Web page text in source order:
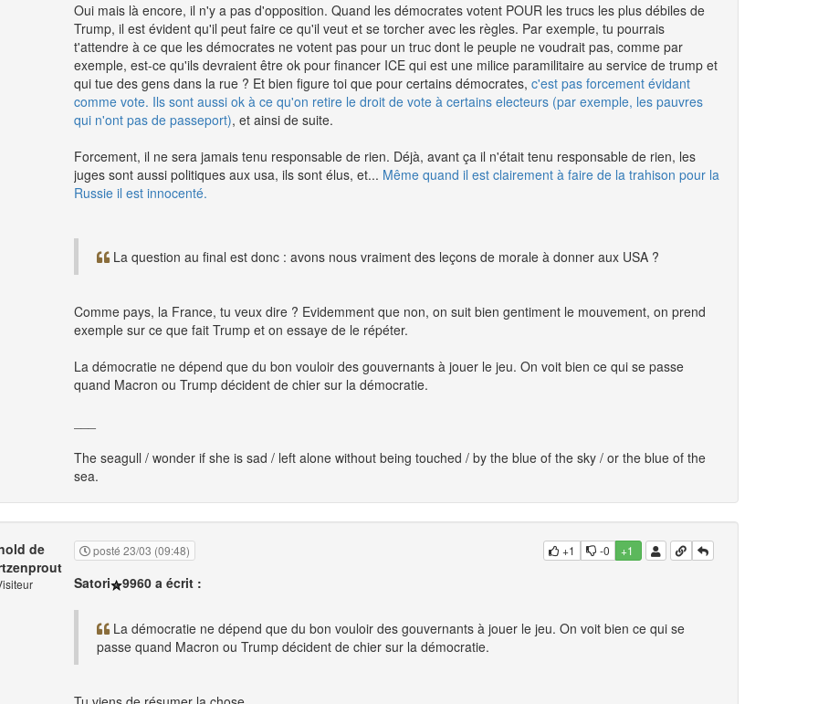
Oui mais là encore, il n'y a pas d'opposition. Quand les démocrates votent POUR les trucs les plus débiles de
Trump, il est évident qu'il peut faire ce qu'il veut et se torcher avec les règles. Par exemple, tu pourrais
t'attendre à ce que les démocrates ne votent pas pour un truc dont le peuple ne voudrait pas, comme par
exemple, est-ce qu'ils devraient être ok pour financer ICE qui est une milice paramilitaire au service de trump et
qui tue des gens dans la rue ? Et bien figure toi que pour certains démocrates, c'est pas forcement évidant
comme vote. Ils sont aussi ok à ce qu'on retire le droit de vote à certains electeurs (par exemple, les pauvres
qui n'ont pas de passeport), et ainsi de suite.
Forcement, il ne sera jamais tenu responsable de rien. Déjà, avant ça il n'était tenu responsable de rien, les
juges sont aussi politiques aux usa, ils sont élus, et... Même quand il est clairement à faire de la trahison pour la
Russie il est innocenté.
La question au final est donc : avons nous vraiment des leçons de morale à donner aux USA ?
Comme pays, la France, tu veux dire ? Evidemment que non, on suit bien gentiment le mouvement, on prend
exemple sur ce que fait Trump et on essaye de le répéter.
La démocratie ne dépend que du bon vouloir des gouvernants à jouer le jeu. On voit bien ce qui se passe
quand Macron ou Trump décident de chier sur la démocratie.
The seagull / wonder if she is sad / left alone without being touched / by the blue of the sky / or the blue of the
sea.
de
posté 23/03 (09:48) +1 -0 +1
Satori 9960 a écrit :
La démocratie ne dépend que du bon vouloir des gouvernants à jouer le jeu. On voit bien ce qui se
passe quand Macron ou Trump décident de chier sur la démocratie.